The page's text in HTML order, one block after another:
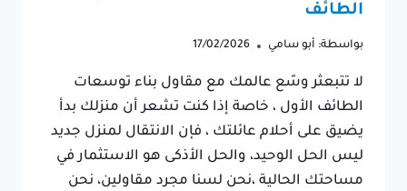
الطائف
بواسطة: أبو سامي 17/02/2026
لا تتبعثر وسّع عالمك مع مقاول بناء توسعات
الطائف الأول ، خاصة إذا كنت تشعر أن منزلك بدأ
يضيق على أحلام عائلتك ، فإن الانتقال لمنزل جديد
ليس الحل الوحيد، والحل الأذكى هو الاستثمار في
مساحتك الحالية ،​نحن لسنا مجرد مقاولين، نحن